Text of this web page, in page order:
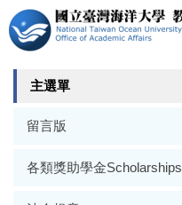
跳
到
主
要
主選單
留言版
各類獎助學金Scholarships